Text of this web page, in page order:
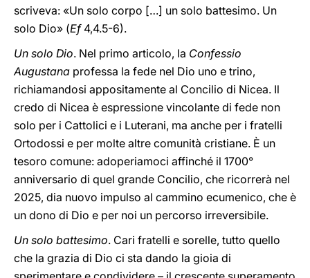
scriveva: «Un solo corpo […] un solo battesimo. Un
solo Dio» (Ef4,4.5-6).
Un solo Dio. Nel primo articolo, la Confessio
Augustana professa la fede nel Dio uno e trino,
richiamandosi appositamente al Concilio di Nicea. Il
credo di Nicea è espressione vincolante di fede non
solo per i Cattolici e i Luterani, ma anche per i fratelli
Ortodossi e per molte altre comunità cristiane. È un
tesoro comune: adoperiamoci affinché il 1700°
anniversario di quel grande Concilio, che ricorrerà nel
2025, dia nuovo impulso al cammino ecumenico, che è
un dono di Dio e per noi un percorso irreversibile.
Un solo battesimo. Cari fratelli e sorelle, tutto quello
che la grazia di Dio ci sta dando la gioia di